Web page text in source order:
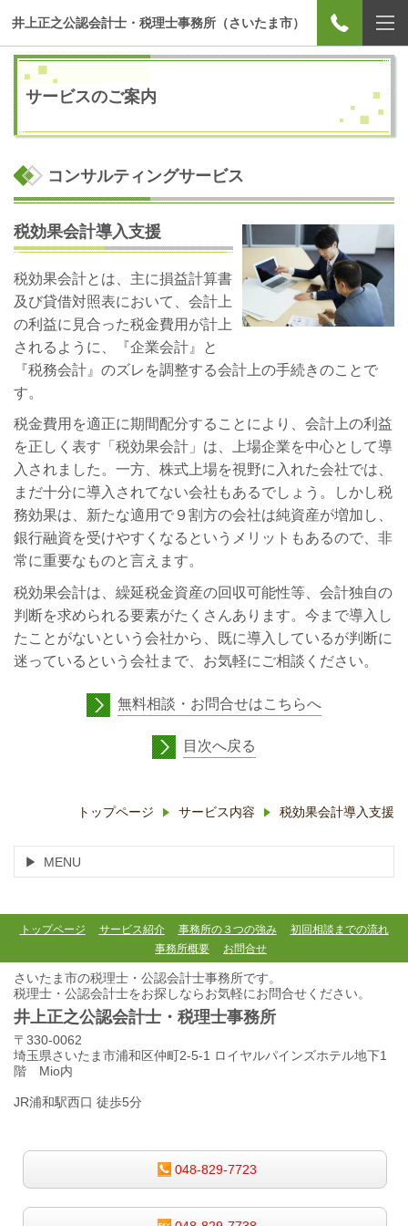
井上正之公認会計士・税理士事務所（さいたま市）
サービスのご案内
コンサルティングサービス
税効果会計導入支援
税効果会計とは、主に損益計算書
及び貸借対照表において、会計上
の利益に見合った税金費用が計上
されるように、『企業会計』と
『税務会計』のズレを調整する会計上の手続きのことで
す。
税金費用を適正に期間配分することにより、会計上の利益
を正しく表す「税効果会計」は、
上場企業を中心として導
入されました。一方、株式上場を視野に入れた会社では、
まだ十分に導入されてない会社もあるでしょう。しかし税
務効果は、新たな適用で９割方の会社は純資産が増加し、
銀行融資を受けやすくなるというメリットもあるので、非
常に重要なものと言えます。
税効果会計は、 繰延税金資産の回収可能性等、会計独自の
判断を求められる要素がたくさんあります。今まで導入し
たことがないという会社から、既に導入しているが判断に
迷っているという会社まで、お気軽にご相談ください。
無料相談・ お問合せはこちらへ
目次へ戻る
トップページ サービス内容 税効果会計導入支援
MENU
トップページ サービス紹介 事務所の３つの強み
初回相談までの流れ
事務所概要
お問合せ
さいたま市の税理士・公認会計士事務所です。
税理士・公認会計士をお探しならお気軽にお問合せください。
井上正之公認会計士・税理士事務所
〒330-0062
埼玉県さいたま市浦和区仲町2-5-1 ロイヤルパインズホテル地下1
階 Mio内
JR浦和駅西口 徒歩5分
048-829-7723